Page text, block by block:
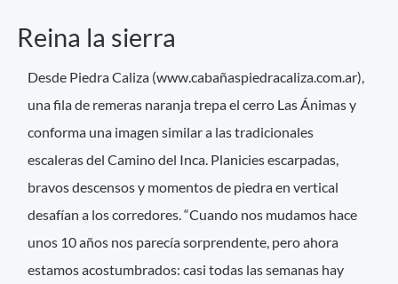
Reina la sierra
Desde Piedra Caliza (www.cabañaspiedracaliza.com.ar),
una fila de remeras naranja trepa el cerro Las Ánimas y
conforma una imagen similar a las tradicionales
escaleras del Camino del Inca. Planicies escarpadas,
bravos descensos y momentos de piedra en vertical
desafían a los corredores. “Cuando nos mudamos hace
unos 10 años nos parecía sorprendente, pero ahora
estamos acostumbrados: casi todas las semanas hay